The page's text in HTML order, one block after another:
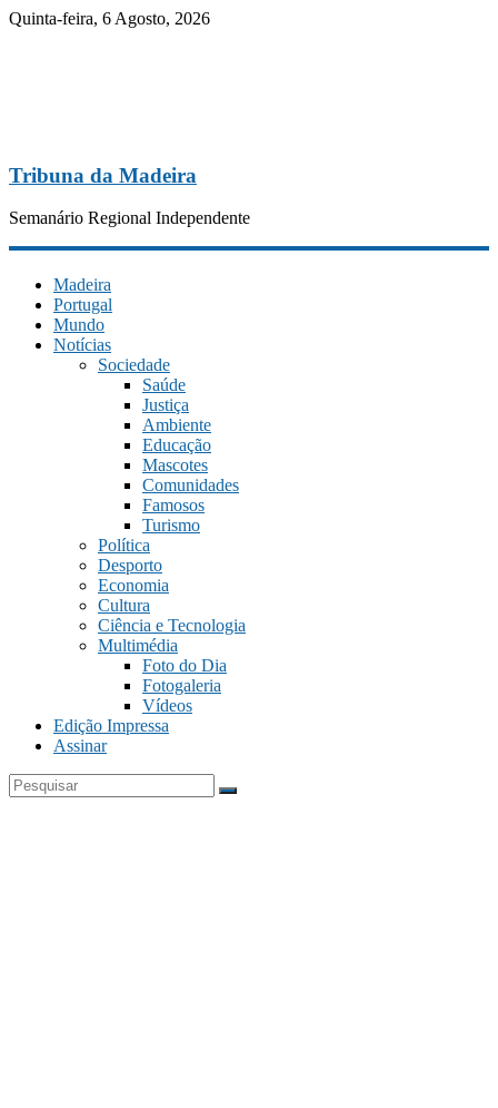
Quinta-feira, 6 Agosto, 2026
Tribuna da Madeira
Semanário Regional Independente
Madeira
Portugal
Mundo
Notícias
Sociedade
Saúde
Justiça
Ambiente
Educação
Mascotes
Comunidades
Famosos
Turismo
Política
Desporto
Economia
Cultura
Ciência e Tecnologia
Multimédia
Foto do Dia
Fotogaleria
Vídeos
Edição Impressa
Assinar